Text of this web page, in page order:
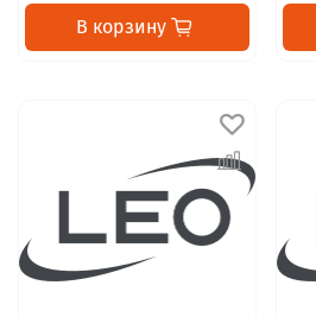
В корзину